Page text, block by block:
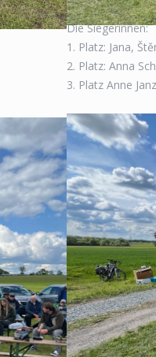
Die Siegerinnen:
1. Platz: Jana,
2. Platz: Anna
3. Platz Anne